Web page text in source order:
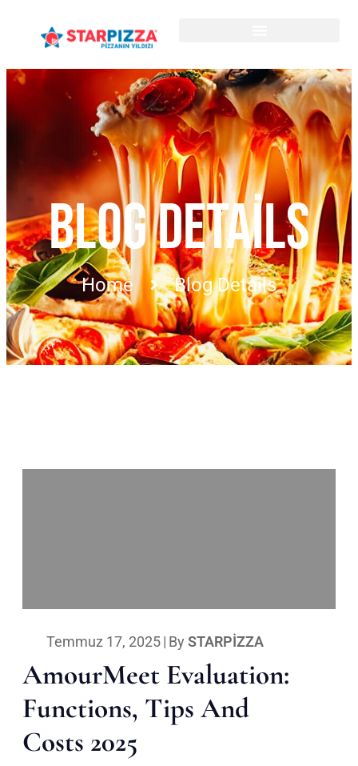
BLOG DETAILS
Home Blog Details
Temmuz 17, 2025| By STARPIZZA
AmourMeet Evaluation:
Functions, Tips And
Costs 2025